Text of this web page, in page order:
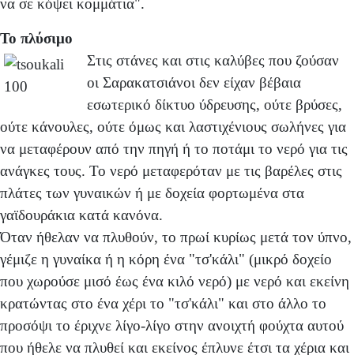
Το πλύσιμο
Στις στάνες και στις καλύβες που ζούσαν
οι Σαρακατσιάνοι δεν είχαν βέβαια
εσωτερικό δίκτυο ύδρευσης, ούτε βρύσες,
ούτε κάνουλες, ούτε όμως και λαστιχένιους σωλήνες για
να μεταφέρουν από την πηγή ή το ποτάμι το νερό για τις
ανάγκες τους. Το νερό μεταφερόταν με τις βαρέλες στις
πλάτες των γυναικών ή με δοχεία φορτωμένα στα
γαϊδουράκια κατά κανόνα.
Όταν ήθελαν να πλυθούν, το πρωί κυρίως μετά τον ύπνο,
γέμιζε η γυναίκα ή η κόρη ένα "τσ'κάλι" (μικρό δοχείο
που χωρούσε μισό έως ένα κιλό νερό) με νερό και εκείνη
κρατώντας στο ένα χέρι το "τσ'κάλι" και στο άλλο το
προσόψι το έριχνε λίγο-λίγο στην ανοιχτή φούχτα αυτού
που ήθελε να πλυθεί και εκείνος έπλυνε έτσι τα χέρια και